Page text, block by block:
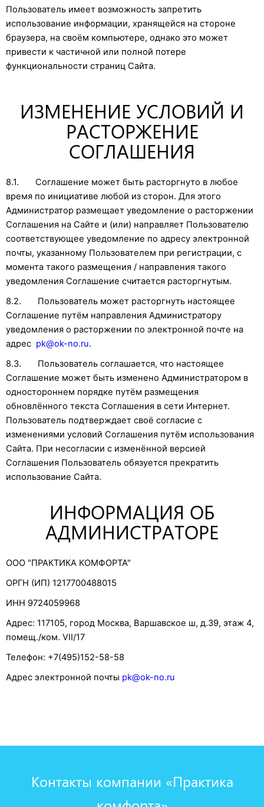
Пользователь имеет возможность запретить
использование информации, хранящейся на стороне
браузера, на своём компьютере, однако это может
привести к частичной или полной потере
функциональности страниц Сайта.
ИЗМЕНЕНИЕ УСЛОВИЙ И
РАСТОРЖЕНИЕ
СОГЛАШЕНИЯ
8.1. Соглашение может быть расторгнуто в любое
время по инициативе любой из сторон. Для этого
Администратор размещает уведомление о расторжении
Соглашения на Сайте и (или) направляет Пользователю
соответствующее уведомление по адресу электронной
почты, указанному Пользователем при регистрации, с
момента такого размещения / направления такого
уведомления Соглашение считается расторгнутым.
8.2. Пользователь может расторгнуть настоящее
Соглашение путём направления Администратору
уведомления о расторжении по электронной почте на
адрес pk@ok-no.ru.
8.3. Пользователь соглашается, что настоящее
Соглашение может быть изменено Администратором в
одностороннем порядке путём размещения
обновлённого текста Соглашения в сети Интернет.
Пользователь подтверждает своё согласие с
изменениями условий Соглашения путём использования
Сайта. При несогласии с изменённой версией
Соглашения Пользователь обязуется прекратить
использование Сайта.
ИНФОРМАЦИЯ ОБ
АДМИНИСТРАТОРЕ
ООО "ПРАКТИКА КОМФОРТА"
ОРГН (ИП) 1217700488015
ИНН 9724059968
Адрес: 117105, город Москва, Варшавское ш, д.39, этаж 4,
помещ./ком. VII/17
Телефон: +7(495)152-58-58
Адрес электронной почты pk@ok-no.ru
Контакты компании «Практика